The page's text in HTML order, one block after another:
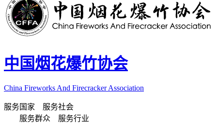
中国烟花爆竹协会
China Fireworks And Firecracker Association
服务国家 服务社会
服务群众 服务行业